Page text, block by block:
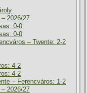
2026/27
0-0
0-0
– Twente: 2-2
4-2
4-2
– Ferencváros: 1-2
2026/27